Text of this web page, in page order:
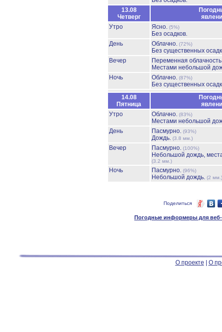
13.08
Четверг
Утро
Ясно. (5%)
Без осадков.
День
Облачно. (72%)
Без существенных
Вечер
Переменная
Местами небольшой
Ночь
Облачно. (87%)
Без существенных
14.08
Пятница
Утро
Облачно. (83%)
Местами небольшой
День
Пасмурно. (93%)
Дождь. (3.8 мм.)
Вечер Пасмурно. (100%)
Небольшой дождь,
(3.2 мм.)
Ночь Пасмурно. (96%)
Небольшой дождь. (2 мм.)
Поделиться
Погодные информеры для веб-
О проекте О